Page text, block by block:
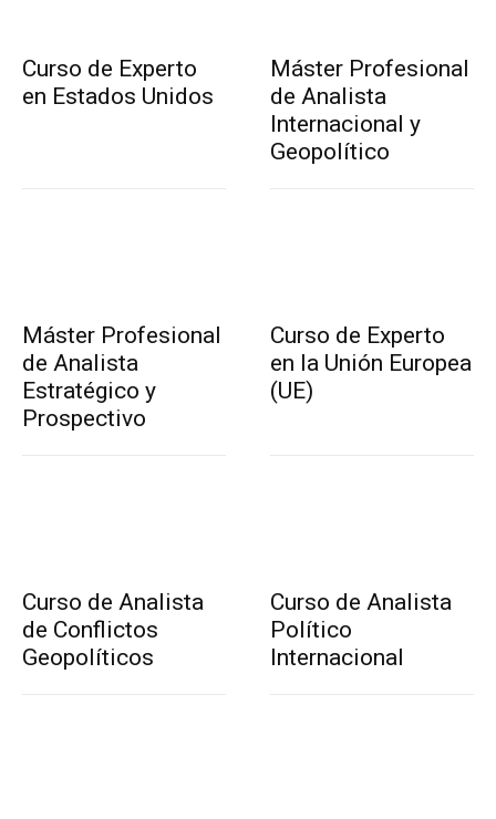
Curso de Experto
en Estados Unidos
Máster Profesional
de Analista
Internacional y
Geopolítico
Máster Profesional
de Analista
Estratégico y
Prospectivo
Curso de Experto
en la Unión Europea
(UE)
Curso de Analista
de Conflictos
Geopolíticos
Curso de Analista
Político
Internacional